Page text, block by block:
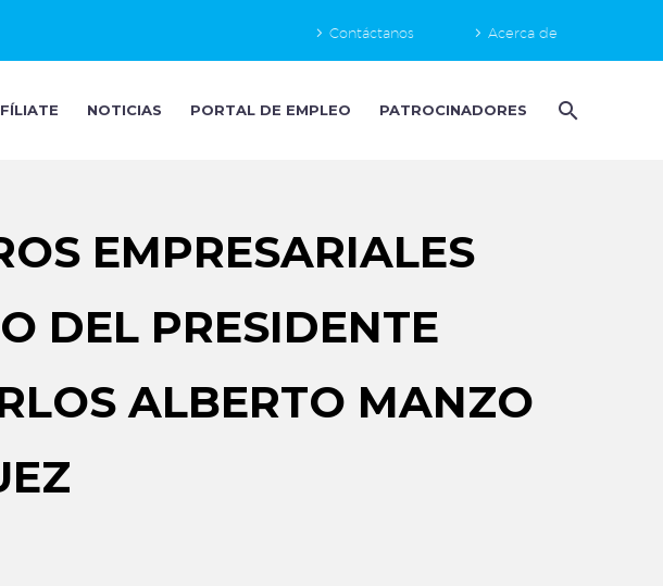
Contáctanos Acerca de
NOTICIAS PORTAL DE EMPLEO PATROCINADORES
EMPRESARIALES
DEL PRESIDENTE
ALBERTO MANZO